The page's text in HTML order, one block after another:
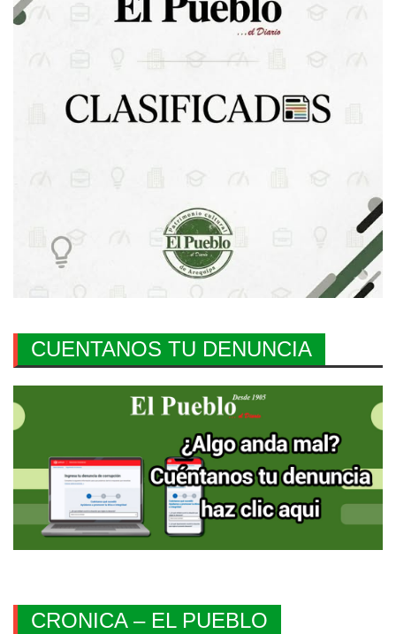
CUENTANOS TU DENUNCIA
CRONICA – EL PUEBLO